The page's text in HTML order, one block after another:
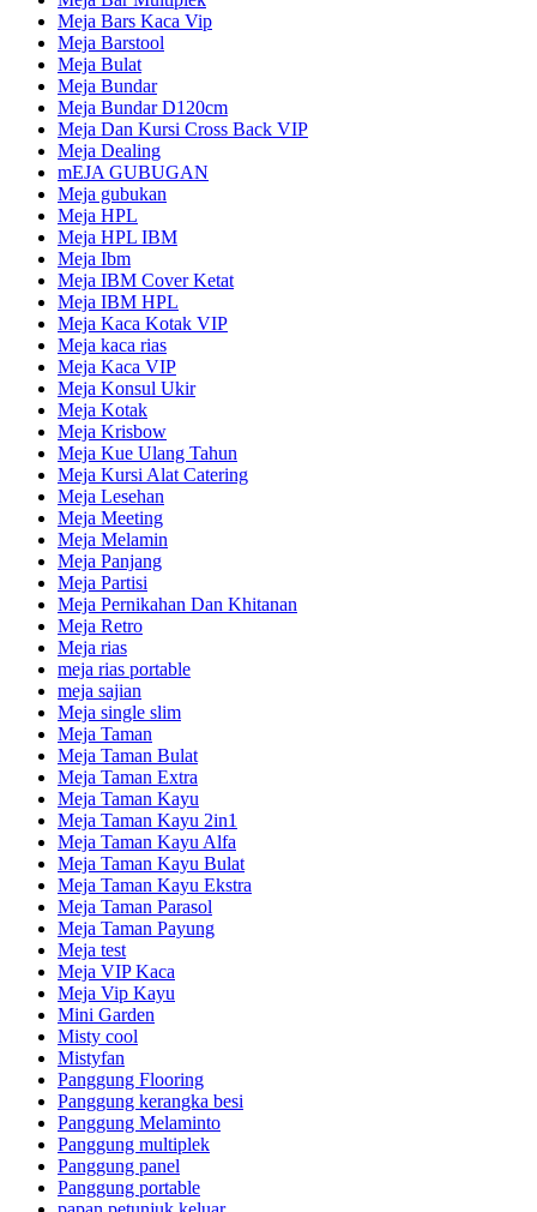
Meja Bars Kaca Vip
Meja Barstool
Meja Bulat
Meja Bundar
Meja Bundar D120cm
Meja Dan Kursi Cross Back VIP
Meja Dealing
mEJA GUBUGAN
Meja gubukan
Meja HPL
Meja HPL IBM
Meja Ibm
Meja IBM Cover Ketat
Meja IBM HPL
Meja Kaca Kotak VIP
Meja kaca rias
Meja Kaca VIP
Meja Konsul Ukir
Meja Kotak
Meja Krisbow
Meja Kue Ulang Tahun
Meja Kursi Alat Catering
Meja Lesehan
Meja Meeting
Meja Melamin
Meja Panjang
Meja Partisi
Meja Pernikahan Dan Khitanan
Meja Retro
Meja rias
meja rias portable
meja sajian
Meja single slim
Meja Taman
Meja Taman Bulat
Meja Taman Extra
Meja Taman Kayu
Meja Taman Kayu 2in1
Meja Taman Kayu Alfa
Meja Taman Kayu Bulat
Meja Taman Kayu Ekstra
Meja Taman Parasol
Meja Taman Payung
Meja test
Meja VIP Kaca
Meja Vip Kayu
Mini Garden
Misty cool
Mistyfan
Panggung Flooring
Panggung kerangka besi
Panggung Melaminto
Panggung multiplek
Panggung panel
Panggung portable